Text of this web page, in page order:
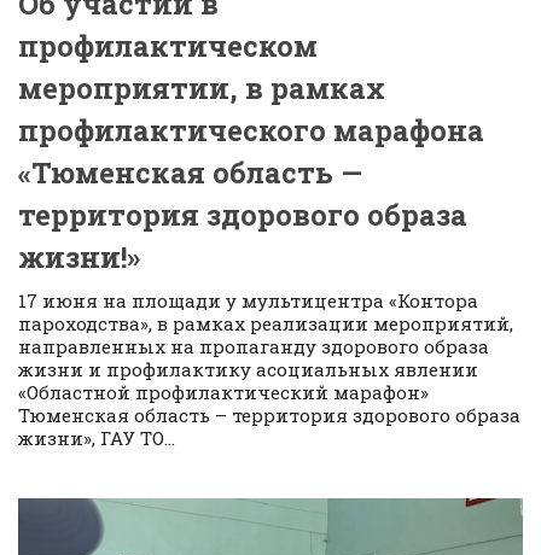
профилактическом
мероприятии, в рамках
профилактического марафона
«Тюменская область —
территория здорового образа
жизни!»
17 июня на площади у мультицентра «Контора
пароходства», в рамках реализации мероприятий,
направленных на пропаганду здорового образа
жизни и профилактику асоциальных явлении
«Областной профилактический марафон»
Тюменская область – территория здорового образа
жизни», ГАУ ТО...